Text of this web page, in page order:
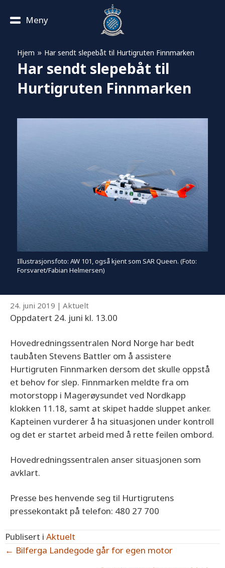
Meny
Hjem » Har sendt slepebåt til Hurtigruten Finnmarken
Har sendt slepebåt til
Hurtigruten Finnmarken
Illustrasjonsfoto: AW 101, også kjent som SAR Queen. (Foto:
Forsvaret/Fabian Helmersen)
24. juni 2019 | Aktuelt
Oppdatert 24. juni kl. 13.00
Hovedredningssentralen Nord Norge har bedt
taubåten Stevens Battler om å assistere
Hurtigruten Finnmarken dersom det skulle oppstå
et behov for slep. Finnmarken meldte fra om
motorstopp i Magerøysundet ved Nordkapp
klokken 11.18, samt at skipet hadde sluppet anker.
Kapteinen vurderer å ha situasjonen under kontroll
og det er startet arbeid med å rette feilen ombord.
Hovedredningssentralen anser situasjonen som
avklart.
Presse bes henvende seg til Hurtigrutens
pressekontakt på telefon: 480 27 700
Publisert i Aktuelt
Posts
← Bilferga Landegode går for egen motor